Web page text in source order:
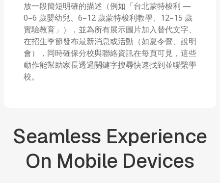
放一段簡短明確的描述（例如「台北蒙特梭利 —
0–6 歲嬰幼兒、6–12 歲蒙特梭利教學、12–15 歲
實驗教育」），並為所有展示圖片加入替代文字、
在招生季節發布最新消息或活動（如夏令營、說明
會），同時確保分校與聯絡資訊在每頁可見，這些
動作能幫助家長透過關鍵字搜尋快速找到並聯繫學
校。
Seamless Experience
On Mobile Devices